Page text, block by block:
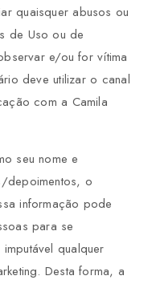
quaisquer abusos ou
de Uso ou de
e/ou for vítima
deve utilizar o canal
com a Camila
seu nome e
depoimentos, o
informação pode
para se
qualquer
Desta forma, a